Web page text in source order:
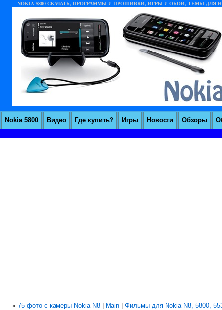
NOKIA 5800 СКАЧАТЬ, ПРОГРАММЫ И ПРОШИВКИ, ИГРЫ И ОБОИ, ТЕМЫ ДЛЯ
Nokia 5800 Видео Где купить? Игры Новости Обзоры
« 75 фото с камеры Nokia N8 Main
Фильмы для Nokia N8, 5800,